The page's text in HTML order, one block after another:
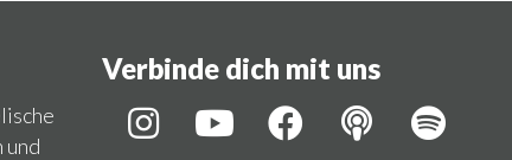
und
Verbinde dich mit uns